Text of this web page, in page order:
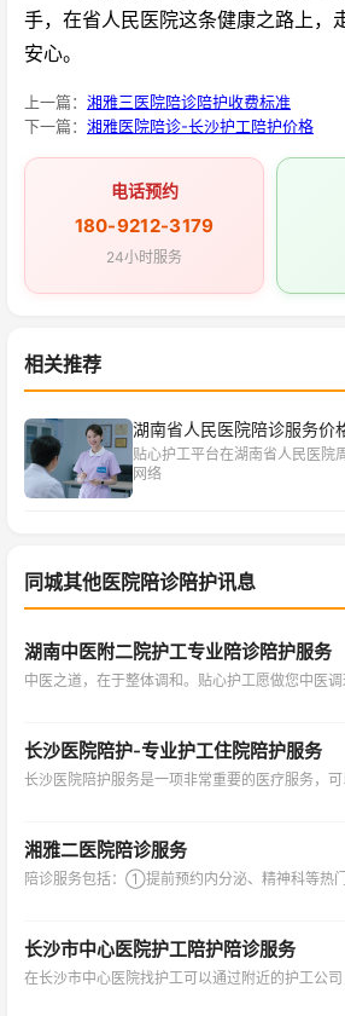
手，在省人民医院这条健康之路上，
安心。
上一篇： 湘雅三医院陪诊陪护收费标准
下一篇： 湘雅医院陪诊-长沙护工陪护价格
电话预约
180-9212-3179
24小时服务
相关推荐
湖南省人民医院陪诊服务价
贴心护工平台在湖南省人民医院
网络
同城其他医院陪诊陪护讯息
湖南中医附二院护工专业陪诊陪护服务
中医之道，在于整体调和。贴心护工愿做您中医
长沙医院陪护-专业护工住院陪护服务
长沙医院陪护服务是一项非常重要的医疗服务，
湘雅二医院陪诊服务
陪诊服务包括：①提前预约内分泌、精神科等
长沙市中心医院护工陪护陪诊服务
在长沙市中心医院找护工可以通过附近的护工公